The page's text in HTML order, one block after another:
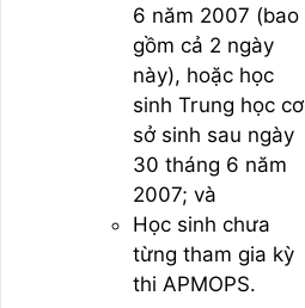
6 năm 2007 (bao
gồm cả 2 ngày
này), hoặc học
sinh Trung học cơ
sở sinh sau ngày
30 tháng 6 năm
2007; và
Học sinh chưa
từng tham gia kỳ
thi APMOPS.